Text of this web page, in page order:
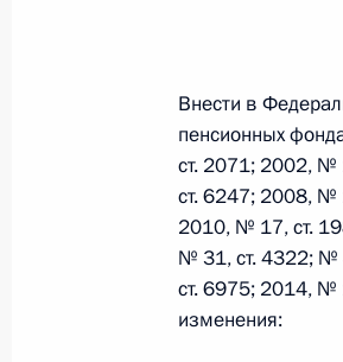
О внесении
кодекса
26 июля 2026 года
Федеральный
Внести в
пенсионных
ст. 2071; 2002,
ст. 6247; 2008, №
2010, № 17, ст.
№ 31, ст. 4322; №
ст. 6975; 2014, №
изменения: